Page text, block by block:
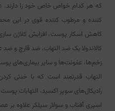
که هر کدام خواص خاص خود را دارند.
کننده و مرطوب کننده قوی در این
کاهش اسکار پوست، افزایش کلاژن سازی
کالاندولا یک ضد التهاب، ضد قارچ و
زخم‌ها، عفونت‌ها و سایر بیماری‌های
التهاب قدرتمند است که با خنثی
رادیکال‌های سوپر اکسید، التهابات
اسپری آفتاب و سولار سیلکر علاوه بر